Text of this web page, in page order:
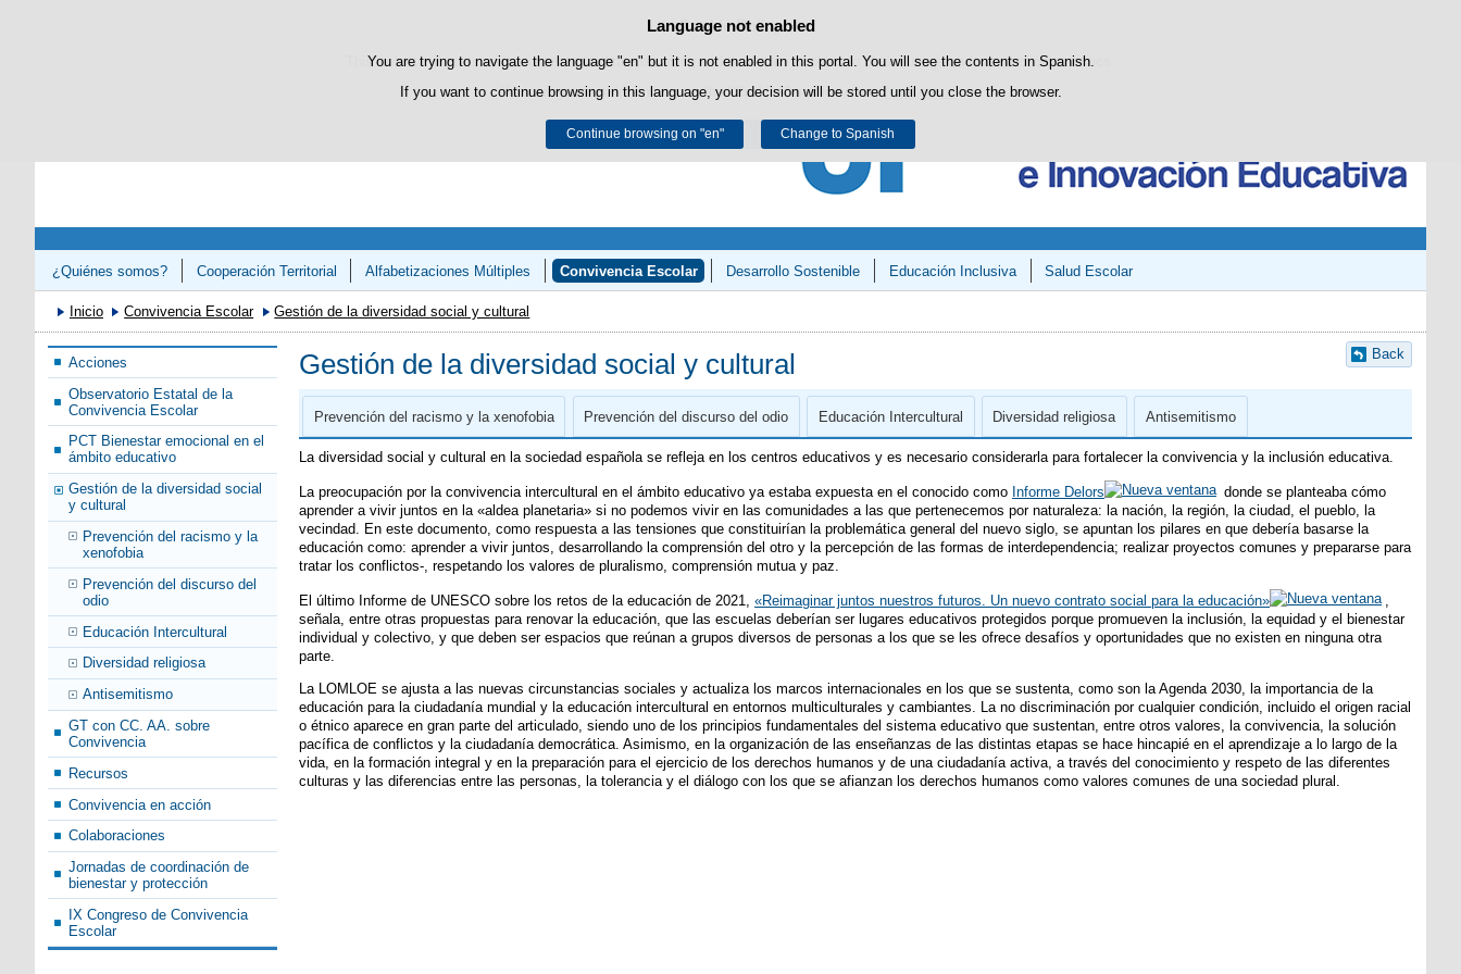
Cookie Policy
This website uses its own cookies to facilitate browsing and third-party cookies to obtain usage and satisfaction statistics.
You can get more information in the "Cookies" section of ourlegal notice.
Accept Reject
Language not enabled
You are trying to navigate the language "en" but it is not enabled in this portal. You will see the contents in Spanish.
If you want to continue browsing in this language, your decision will be stored until you close the browser.
Continue browsing on "en" Change to Spanish
Skip to content
¿Quiénes somos? Cooperación Territorial Alfabetizaciones Múltiples Convivencia Escolar Desarrollo Sostenible Educación Inclusiva Salud Escolar
Congreso «Avanzando en el Refuerzo de la Competencias Lectora y Matemáticas»
Inicio Convivencia Escolar Gestión de la diversidad social y cultural
Acciones
Observatorio Estatal de la
Convivencia Escolar
PCT Bienestar emocional en el
ámbito educativo
Gestión de la diversidad social
y cultural
Prevención del racismo y la
xenofobia
Prevención del discurso del
odio
Educación Intercultural
Diversidad religiosa
Antisemitismo
GT con CC. AA. sobre
Convivencia
Recursos
Convivencia en acción
Colaboraciones
Jornadas de coordinación de
bienestar y protección
IX Congreso de Convivencia
Escolar
Back
Gestión de la diversidad social y cultural
Prevención del racismo y la xenofobia Prevención del discurso del odio Educación Intercultural Diversidad religiosa Antisemitismo
La diversidad social y cultural en la sociedad española se refleja en los centros educativos y es necesario considerarla para fortalecer la convivencia y la inclusión educativa.
La preocupación por la convivencia intercultural en el ámbito educativo ya estaba expuesta en el conocido como Informe Delors
donde se planteaba cómo
aprender a vivir juntos en la «aldea planetaria» si no podemos vivir en las comunidades a las que pertenecemos por naturaleza: la nación, la región, la ciudad, el pueblo, la
vecindad. En este documento, como respuesta a las tensiones que constituirían la problemática general del nuevo siglo, se apuntan los pilares en que debería basarse la
educación como: aprender a vivir juntos, desarrollando la comprensión del otro y la percepción de las formas de interdependencia; realizar proyectos comunes y prepararse para
tratar los conflictos-, respetando los valores de pluralismo, comprensión mutua y paz.
El último Informe de UNESCO sobre los retos de la educación de 2021, «Reimaginar juntos nuestros futuros. Un nuevo contrato social para la educación»
señala, entre otras propuestas para renovar la educación, que las escuelas deberían ser lugares educativos protegidos porque promueven la inclusión, la equidad y el bienestar
individual y colectivo, y que deben ser espacios que reúnan a grupos diversos de personas a los que se les ofrece desafíos y oportunidades que no existen en ninguna otra
parte.
La LOMLOE se ajusta a las nuevas circunstancias sociales y actualiza los marcos internacionales en los que se sustenta, como son la Agenda 2030, la importancia de la
educación para la ciudadanía mundial y la educación intercultural en entornos multiculturales y cambiantes. La no discriminación por cualquier condición, incluido el origen racial
o étnico aparece en gran parte del articulado, siendo uno de los principios fundamentales del sistema educativo que sustentan, entre otros valores, la convivencia, la solución
pacífica de conflictos y la ciudadanía democrática. Asimismo, en la organización de las enseñanzas de las distintas etapas se hace hincapié en el aprendizaje a lo largo de la
vida, en la formación integral y en la preparación para el ejercicio de los derechos humanos y de una ciudadanía activa, a través del conocimiento y respeto de las diferentes
culturas y las diferencias entre las personas, la tolerancia y el diálogo con los que se afianzan los derechos humanos como valores comunes de una sociedad plural.